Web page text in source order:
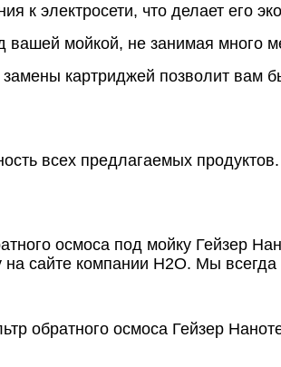
к электросети, что делает его
вашей мойкой, не занимая много
картриджей позволит вам
всех предлагаемых
осмоса под мойку Гейзер
на сайте компании Н2О. Мы
обратного осмоса Гейзер